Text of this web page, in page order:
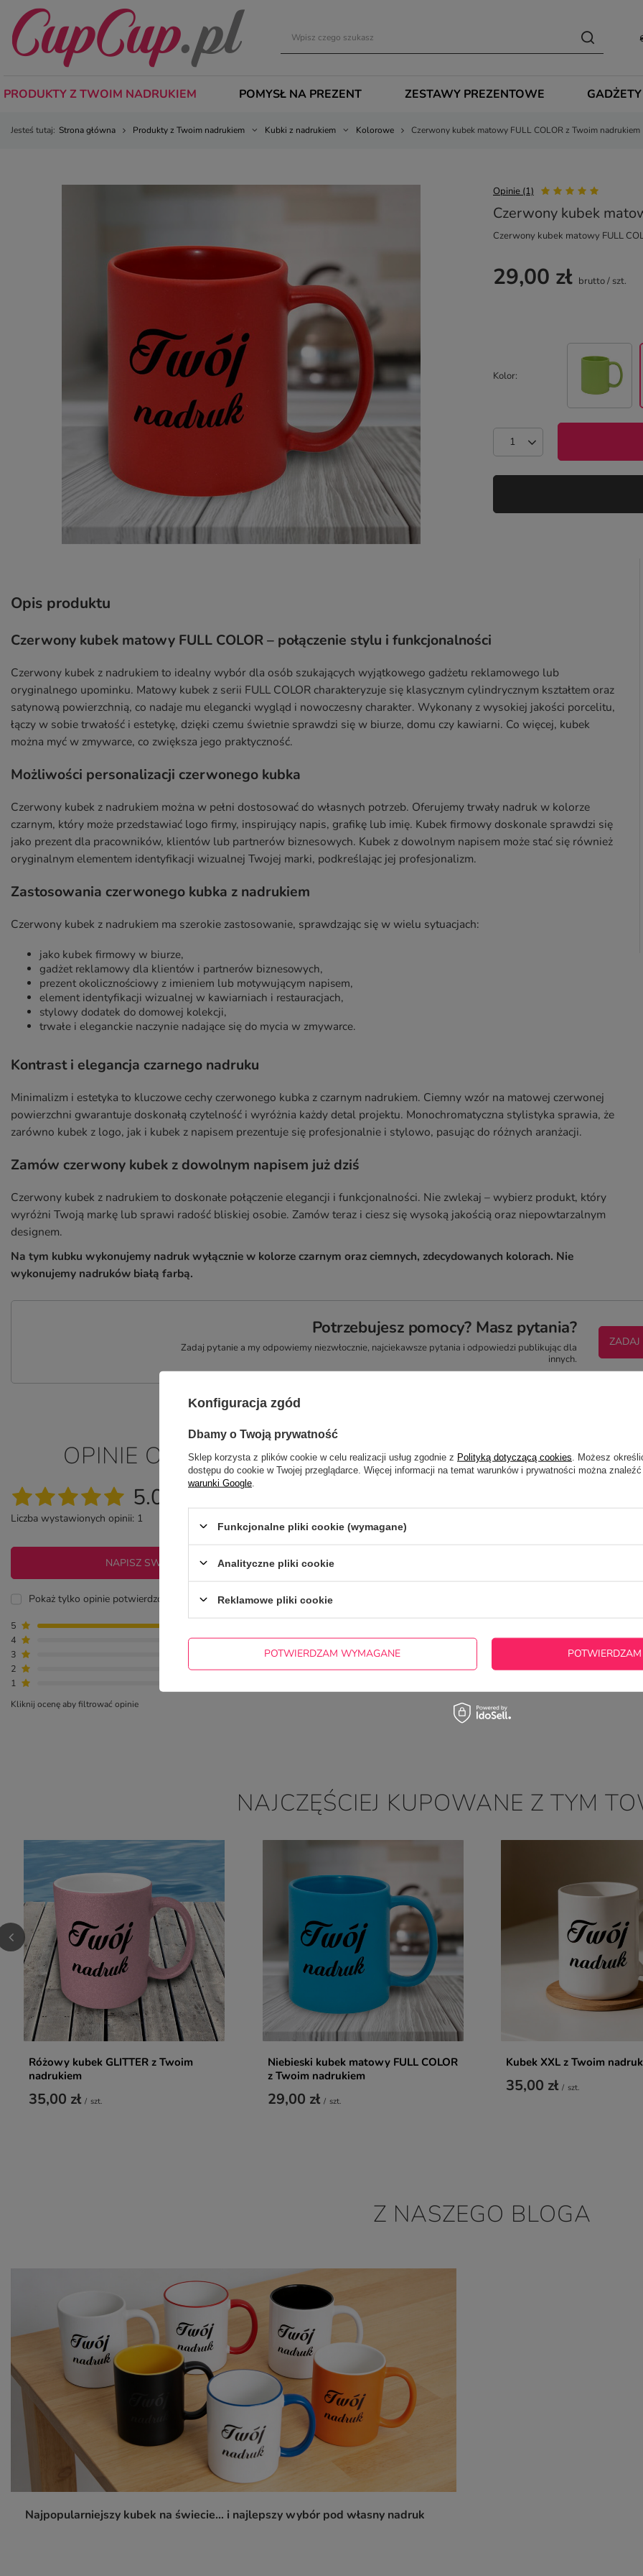
PRODUKTY Z TWOIM NADRUKIEM POMYSŁ NA PREZENT ZESTAWY PREZENTOWE
Jesteś tutaj: Strona główna Produkty z Twoim nadrukiem Kubki z nadrukiem Kolorowe Czerwony kubek matowy FULL COLOR z Twoim nadrukiem
Opinie (1)
Czerwony kubek
Czerwony kubek matowy FULL
Kolor
29,00 zł brutto/ szt.
Opis produktu
Czerwony kubek matowy FULL COLOR – połączenie stylu i funkcjonalności
Czerwony kubek z nadrukiem to idealny wybór dla osób szukających wyjątkowego gadżetu reklamowego lub
oryginalnego upominku. Matowy kubek z serii FULL COLOR charakteryzuje się klasycznym cylindrycznym kształtem oraz
satynową powierzchnią, co nadaje mu elegancki wygląd i nowoczesny charakter. Wykonany z wysokiej jakości porcelitu,
łączy w sobie trwałość i estetykę, dzięki czemu świetnie sprawdzi się w biurze, domu czy kawiarni. Co więcej, kubek
można myć w zmywarce, co zwiększa jego praktyczność.
Możliwości personalizacji czerwonego kubka
Czerwony kubek z nadrukiem można w pełni dostosować do własnych potrzeb. Oferujemy trwały nadruk w kolorze
czarnym, który może przedstawiać logo firmy, inspirujący napis, grafikę lub imię. Kubek firmowy doskonale sprawdzi się
jako prezent dla pracowników, klientów lub partnerów biznesowych. Kubek z dowolnym napisem może stać się również
oryginalnym elementem identyfikacji wizualnej Twojej marki, podkreślając jej profesjonalizm.
Zastosowania czerwonego kubka z nadrukiem
Czerwony kubek z nadrukiem ma szerokie zastosowanie, sprawdzając się w wielu sytuacjach:
jako kubek firmowy w biurze,
gadżet reklamowy dla klientów i partnerów biznesowych,
prezent okolicznościowy z imieniem lub motywującym napisem,
element identyfikacji wizualnej w kawiarniach i restauracjach,
stylowy dodatek do domowej kolekcji,
trwałe i eleganckie naczynie nadające się do mycia w zmywarce.
Kontrast i elegancja czarnego nadruku
Minimalizm i estetyka to kluczowe cechy czerwonego kubka z czarnym nadrukiem. Ciemny wzór na matowej czerwonej
powierzchni gwarantuje doskonałą czytelność i wyróżnia każdy detal projektu. Monochromatyczna stylistyka sprawia, że
zarówno kubek z logo, jak i kubek z napisem prezentuje się profesjonalnie i stylowo, pasując do różnych aranżacji.
Zamów czerwony kubek z dowolnym napisem już dziś
Czerwony kubek z nadrukiem to doskonałe połączenie elegancji i funkcjonalności. Nie zwlekaj – wybierz produkt, który
wyróżni Twoją markę lub sprawi radość bliskiej osobie. Zamów teraz i ciesz się wysoką jakością oraz niepowtarzalnym
designem.
Na tym kubku wykonujemy nadruk wyłącznie w kolorze czarnym oraz ciemnych, zdecydowanych kolorach. Nie
wykonujemy nadruków białą farbą.
Potrzebujesz pomocy? Masz pytania?
Zadaj pytanie a my odpowiemy niezwłocznie, najciekawsze pytania i odpowiedzi publikując dla
innych.
ZADAJ
OPINIE O CZERWONY KUBEK MATOWY FULL
5.00
Liczba wystawionych opinii: 1
NAPISZ SWOJĄ OPINIĘ
Pokaż tylko opinie potwierdzone zakupem
5
4
0
3
0
2
0
1
Kliknij ocenę aby filtrować opinie
NAJCZĘŚCIEJ KUPOWANE Z TYM
Różowy kubek GLITTER z Twoim
nadrukiem
35,00 zł / szt.
Niebieski kubek matowy FULL COLOR
z Twoim nadrukiem
29,00 zł / szt.
Kubek XXL z Twoim
35,00 zł / szt.
Z NASZEGO BLOGA
Najpopularniejszy kubek na świecie… i najlepszy wybór pod własny nadruk
Konfiguracja zgód
Dbamy o Twoją prywatność
Sklep korzysta z plików cookie w celu realizacji usług zgodnie z Polityką dotyczącą cookies . Możesz
dostępu do cookie w Twojej przeglądarce. Więcej informacji na temat warunków i prywatności można
warunki Google
Funkcjonalne pliki cookie (wymagane)
Analityczne pliki cookie
Reklamowe pliki cookie
POTWIERDZAM WYMAGANE